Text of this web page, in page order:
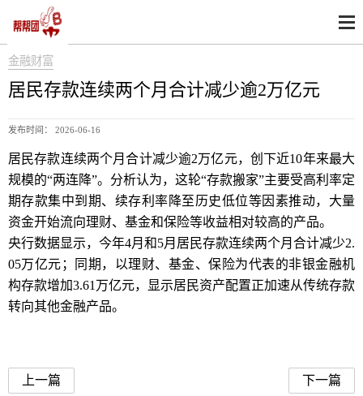
金融财富
居民存款连续两个月合计减少逾2万亿元
发布时间： 2026-06-16
居民存款连续两个月合计减少逾2万亿元，创下近10年来最大
规模的“两连降”。分析认为，这轮“存款搬家”主要受高利率定
期存款集中到期、续存利率降至历史低位等因素推动，大量
资金开始流向理财、基金和保险等收益相对较高的产品。
央行数据显示，今年4月和5月居民存款连续两个月合计减少2.
05万亿元；同期，以理财、基金、保险为代表的非银金融机
构存款增加3.61万亿元，显示居民资产配置正加速从传统存款
转向其他金融产品。
上一篇 下一篇